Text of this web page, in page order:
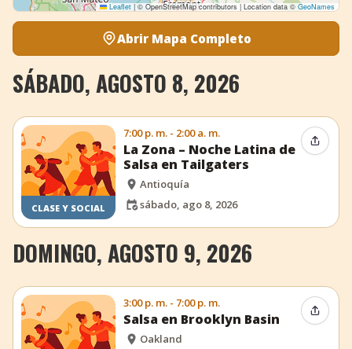
Leaflet |© OpenStreetMap contributors | Location data ©GeoNames
Abrir Mapa Completo
SÁBADO, AGOSTO 8, 2026
CLASE Y SOCIAL
7:00 p. m. - 2:00 a. m.
La Zona – Noche Latina de
Salsa en Tailgaters
Antioquía
sábado, ago 8, 2026
DOMINGO, AGOSTO 9, 2026
3:00 p. m. - 7:00 p. m.
Salsa en Brooklyn Basin
Oakland